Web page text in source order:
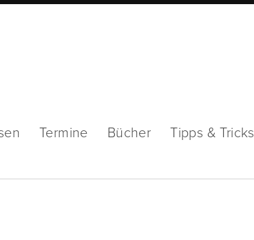
Termine Bücher Tipps & Tricks